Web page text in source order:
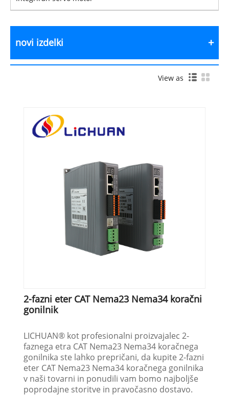
novi izdelki
View as
2-fazni eter CAT Nema23 Nema34 koračni
gonilnik
LICHUAN® kot profesionalni proizvajalec 2-
faznega etra CAT Nema23 Nema34 koračnega
gonilnika ste lahko prepričani, da kupite 2-fazni
eter CAT Nema23 Nema34 koračnega gonilnika
v naši tovarni in ponudili vam bomo najboljše
poprodajne storitve in pravočasno dostavo.